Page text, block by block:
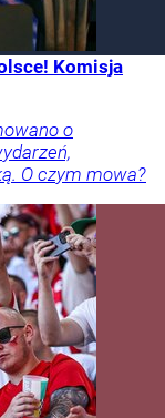
Komisja
o
O czym mowa?